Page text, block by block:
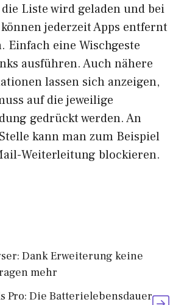
Liste wird geladen und bei
jederzeit Apps entfernt
Einfach eine Wischgeste
ausführen. Auch nähere
lassen sich anzeigen,
auf die jeweilige
gedrückt werden. An
kann man zum Beispiel
Weiterleitung blockieren.
Dank Erweiterung keine
mehr
Pro: Die Batterielebensdauer